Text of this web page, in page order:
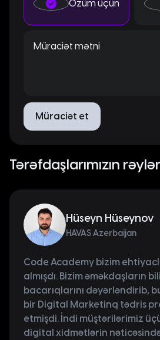
Özüm üçün
Müraciət mətni
Müraciət et
Tərəfdaşlarımızın
Hüseyn Hüseynov
HAVAS Azerbaijan
Code Academy bizim
almışdı. Bizim əməkdaşların
bacarıqlarını dəyərləndirib,
bir Digital Marketinq tədris
etmişdi. İndi müştərilərimiz
digital xidmətlərin